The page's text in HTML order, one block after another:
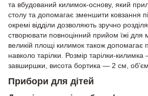
та вбудований килимок-основу, який
столу та допомагає зменшити ковзання
окремі відділи дозволяють зручно
створювати повноцінний прийом їжі для
великій площі килимок також допомагає
навколо тарілки. Розмір тарілки-
завширшки, висота бортика — 2 см,
Прибори для дітей